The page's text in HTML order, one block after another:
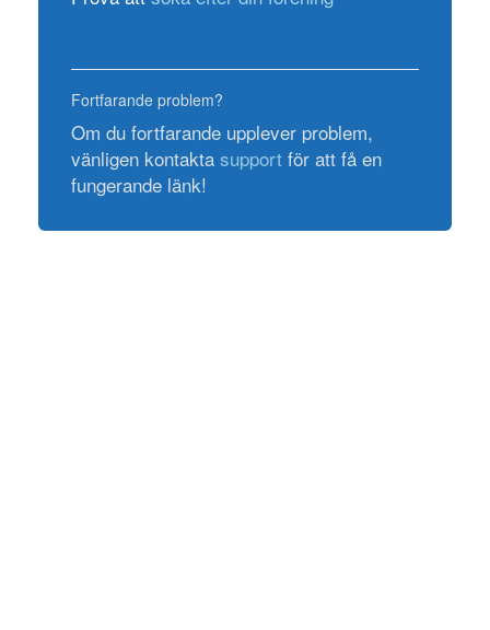
Fortfarande problem?
Om du fortfarande upplever problem,
vänligen kontakta support för att få en
fungerande länk!